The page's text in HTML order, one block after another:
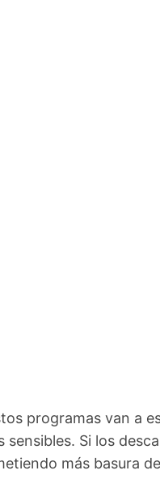
programas van a
Si los
más basura